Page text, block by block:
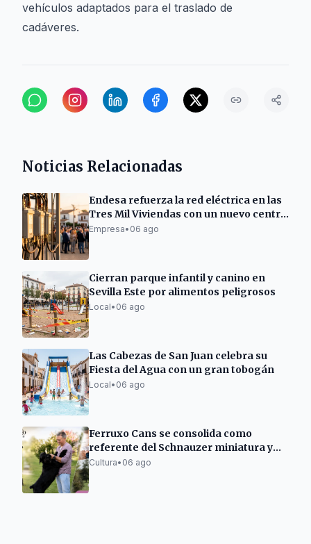
vehículos adaptados para el traslado de
cadáveres.
Noticias Relacionadas
Endesa refuerza la red eléctrica en las
Tres Mil Viviendas con un nuevo centro
de transformación
Empresa• 06 ago
Cierran parque infantil y canino en
Sevilla Este por alimentos peligrosos
Local• 06 ago
Las Cabezas de San Juan celebra su
Fiesta del Agua con un gran tobogán
Local• 06 ago
Ferruxo Cans se consolida como
referente del Schnauzer miniatura y
gigante tras su éxito en el World Dog
Cultura• 06 ago